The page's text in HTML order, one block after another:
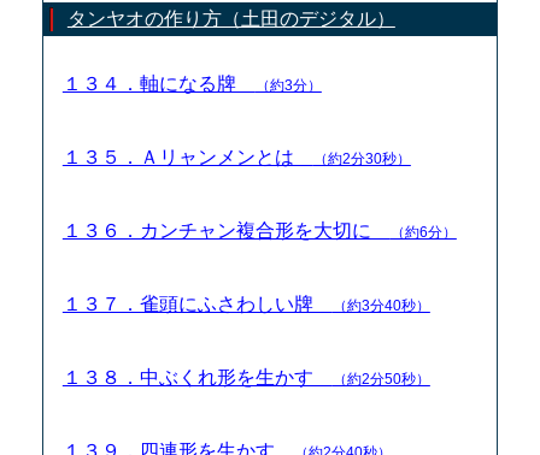
タンヤオの作り方（土田のデジタル）
１３４．軸になる牌 （約3分）
１３５．Ａリャンメンとは （約2分30秒）
１３６．カンチャン複合形を大切に （約6分）
１３７．雀頭にふさわしい牌 （約3分40秒）
１３８．中ぶくれ形を生かす （約2分50秒）
１３９．四連形を生かす